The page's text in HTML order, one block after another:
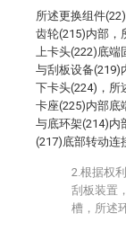
所述更换组件
齿轮(215)内部，
上卡头(222)底端
与刮板设备(219)
下卡头(224)，所
卡座(225)内部底
与底环架(214)内
(217)底部转动连
2.根据权
刮板装置
槽，所述